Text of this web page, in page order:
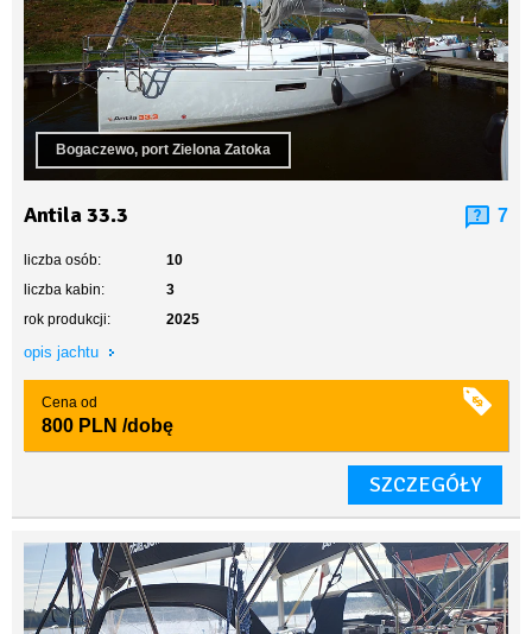
Bogaczewo, port Zielona Zatoka
Antila 33.3 7
liczba osób:
10
liczba kabin:
3
rok produkcji:
2025
opis jachtu
Cena od
800 PLN /dobę
SZCZEGÓŁY